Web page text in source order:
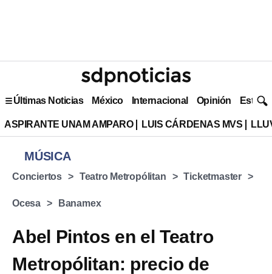
Últimas Noticias México Internacional Opinión Estilo
ASPIRANTE UNAM AMPARO LUIS CÁRDENAS MVS
MÚSICA
Conciertos Teatro Metropólitan Ticketmaster
Ocesa Banamex
Abel Pintos en el Teatro
Metropólitan: precio de